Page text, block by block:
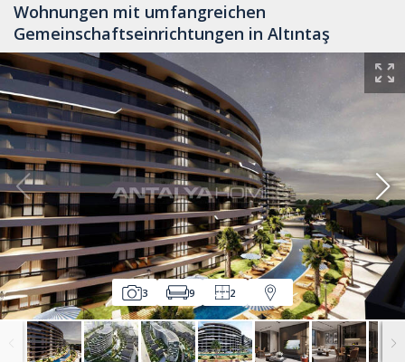
Wohnungen mit umfangreichen
Gemeinschaftseinrichtungen in Altıntaş
3 9 2